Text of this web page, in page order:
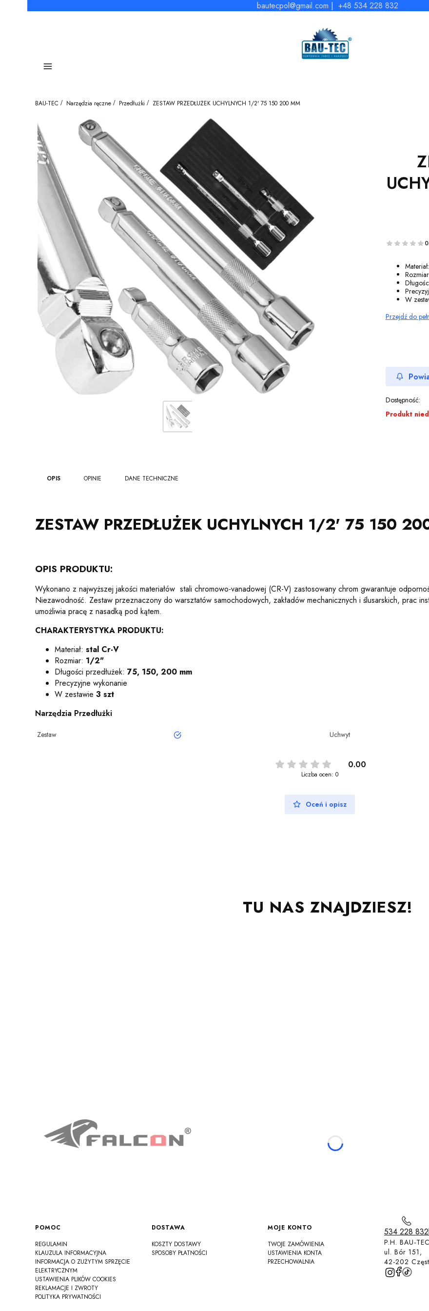
bautecpol@gmail.com | +48 534 228 832
Menu
BAU-TEC Narzędzia ręczne Przedłużki ZESTAW PRZEDŁUŻEK UCHYLNYCH 1/2' 75 150 200 MM
Materiał:
W
Przejdź do
Dostępność:
Produkt
OPIS OPINIE DANE TECHNICZNE
ZESTAW PRZEDŁUŻEK UCHYLNYCH 1/2' 75 150
OPIS PRODUKTU:
Wykonano z najwyższej jakości materiałów stali chromowo-vanadowej (CR-V) zastosowany chrom gwarantuje
Niezawodność. Zestaw przeznaczony do warsztatów samochodowych, zakładów mechanicznych i ślusarskich, prac
umożliwia pracę z nasadką pod kątem.
CHARAKTERYSTYKA PRODUKTU:
Materiał: stal Cr-V
Rozmiar: 1/2"
Długości przedłużek: 75, 150, 200 mm
Precyzyjne wykonanie
W zestawie 3 szt
Narzędzia Przedłużki
Zestaw Uchwyt
0.00
Liczba ocen: 0
Oceń i opisz
TU NAS ZNAJDZIESZ!
Linki w stopce
POMOC
REGULAMIN
KLAUZULA INFORMACYJNA
INFORMACJA O ZUŻYTYM SPRZĘCIE
ELEKTRYCZNYM
USTAWIENIA PLIKÓW COOKIES
REKLAMACJE I ZWROTY
POLITYKA PRYWATNOŚCI
DOSTAWA
KOSZTY DOSTAWY
SPOSOBY PŁATNOŚCI
MOJE KONTO
TWOJE ZAMÓWIENIA
USTAWIENIA KONTA
PRZECHOWALNIA
534 228 832
P.H. BAU-
ul. Bór 151,
42-202